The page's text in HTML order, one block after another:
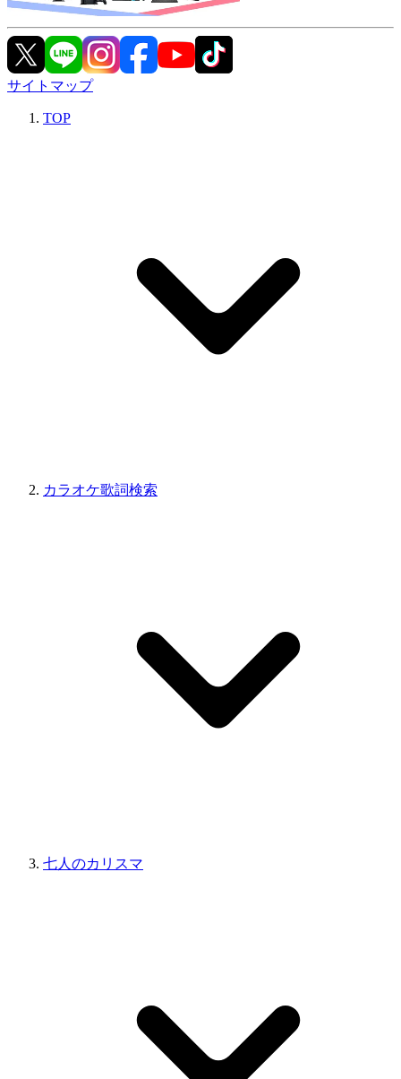
サイトマップ
TOP
カラオケ歌詞検索
七人のカリスマ